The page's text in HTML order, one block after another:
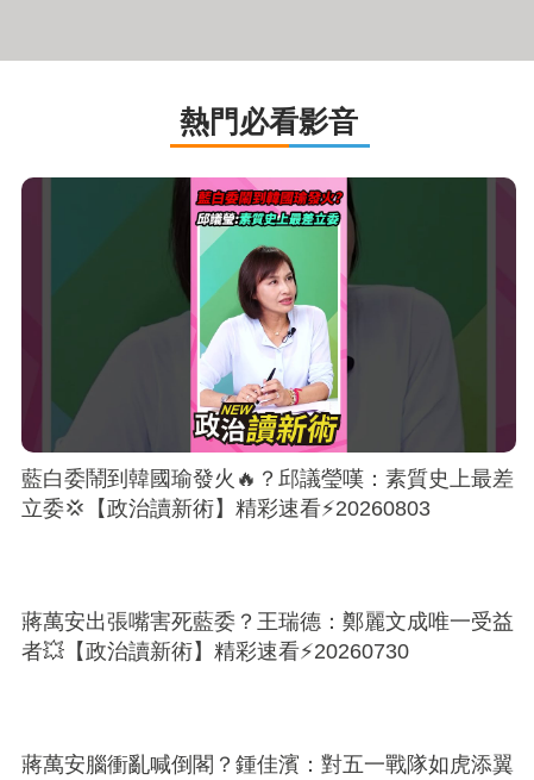
熱門必看影音
藍白委鬧到韓國瑜發火🔥？邱議瑩嘆：素質史上最差
立委💢【政治讀新術】精彩速看⚡20260803
蔣萬安出張嘴害死藍委？王瑞德：鄭麗文成唯一受益
者💥【政治讀新術】精彩速看⚡20260730
蔣萬安腦衝亂喊倒閣？鍾佳濱：對五一戰隊如虎添翼